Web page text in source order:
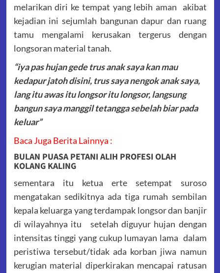
melarikan diri ke tempat yang lebih aman akibat
kejadian ini sejumlah bangunan dapur dan ruang
tamu mengalami kerusakan tergerus dengan
longsoran material tanah.
“iya pas hujan gede trus anak saya kan mau
kedapur jatoh disini, trus saya nengok anak saya,
lang itu awas itu longsor itu longsor, langsung
bangun saya manggil tetangga sebelah biar pada
keluar”
Baca Juga Berita Lainnya :
BULAN PUASA PETANI ALIH PROFESI OLAH
KOLANG KALING
sementara itu ketua erte setempat suroso
mengatakan sedikitnya ada tiga rumah sembilan
kepala keluarga yang terdampak longsor dan banjir
di wilayahnya itu setelah diguyur hujan dengan
intensitas tinggi yang cukup lumayan lama dalam
peristiwa tersebut/tidak ada korban jiwa namun
kerugian material diperkirakan mencapai ratusan